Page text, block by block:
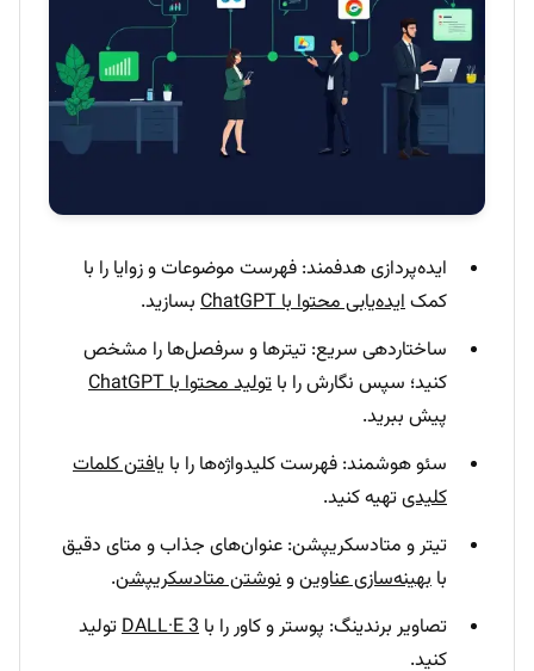
ایده‌پردازی هدفمند: فهرست موضوعات و زوایا را با
کمکایده‌یابی محتوا با ChatGPT
بسازید.
ساختاردهی سریع: تیترها و سرفصل‌ها را مشخص
کنید؛ سپس نگارش را با تولید محتوا با ChatGPT
پیش ببرید.
سئو هوشمند: فهرست کلیدواژه‌ها را با یافتن کلمات
کلیدیتهیه کنید.
تیتر و متادسکریپشن: عنوان‌های جذاب و متای دقیق
با بهینه‌سازی عناوینونوشتن متادسکریپشن.
تصاویر برندینگ: پوستر و کاور را با DALL·E 3تولید
کنید.